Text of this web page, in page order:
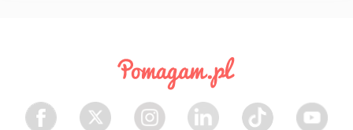
Facebook Twitter Instagram LinkedIn TikTok Youtube